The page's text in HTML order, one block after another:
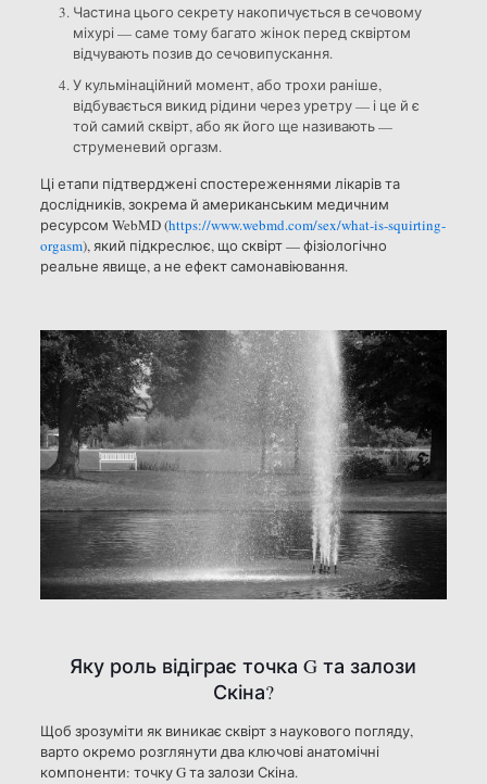
Частина цього секрету накопичується в сечовому
міхурі — саме тому багато жінок перед сквіртом
відчувають позив до сечовипускання.
У кульмінаційний момент, або трохи раніше,
відбувається викид рідини через уретру — і це й є
той самий сквірт, або як його ще називають —
струменевий оргазм.
Ці етапи підтверджені спостереженнями лікарів та
дослідників, зокрема й американським медичним
ресурсом WebMD (https://www.webmd.com/sex/what-is-squirting-
orgasm), який підкреслює, що сквірт — фізіологічно
реальне явище, а не ефект самонавіювання.
Яку роль відіграє точка G та залози
Скіна?
Щоб зрозуміти як виникає сквірт з наукового погляду,
варто окремо розглянути два ключові анатомічні
компоненти: точку G та залози Скіна.